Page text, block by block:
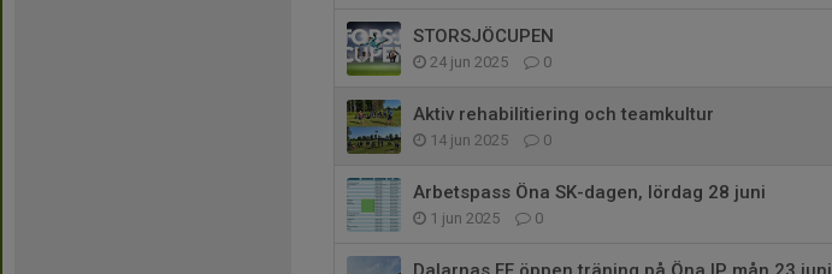
STORSJÖCUPEN
24 jun 2025 0
Aktiv rehabilitiering och teamkultur
14 jun 2025 0
Arbetspass Öna SK-dagen, lördag 28 juni
1 jun 2025 0